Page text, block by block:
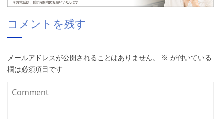
コメントを残す
メールアドレスが公開されることはありません。 ※ が付いている
欄は必須項目です